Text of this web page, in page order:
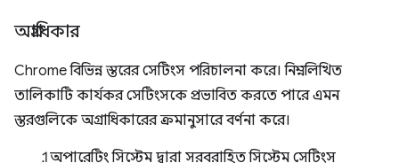
অগ্রাধিকার
Chrome বিভিন্ন স্তরের সেটিংস পরিচালনা করে। নিম্নলিখিত
তালিকাটি কার্যকর সেটিংসকে প্রভাবিত করতে পারে এমন
স্তরগুলিকে অগ্রাধিকারের ক্রমানুসারে বর্ণনা করে।
অপারেটিং সিস্টেম দ্বারা সরবরাহিত সিস্টেম সেটিংস